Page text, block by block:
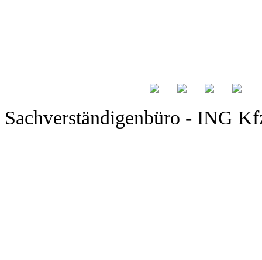
Sachverständigenbüro - ING